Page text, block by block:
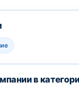
в